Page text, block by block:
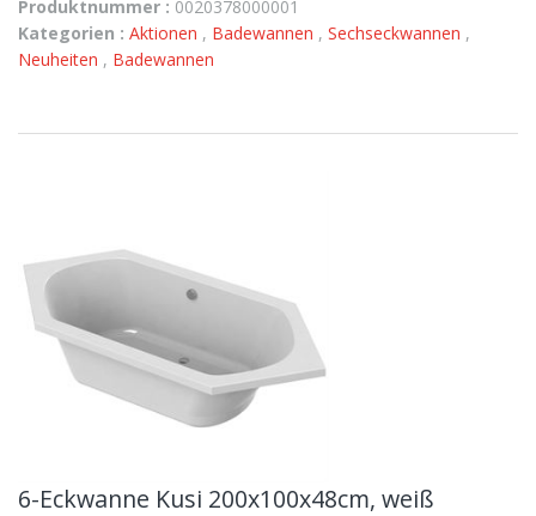
Produktnummer : 0020378000001
Kategorien : Aktionen , Badewannen , Sechseckwannen ,
Neuheiten , Badewannen
6-Eckwanne Kusi 200x100x48cm, weiß